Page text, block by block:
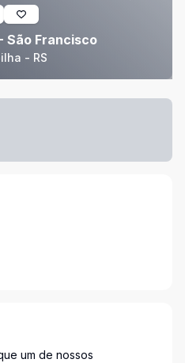
São Francisco
- RS
um de nossos